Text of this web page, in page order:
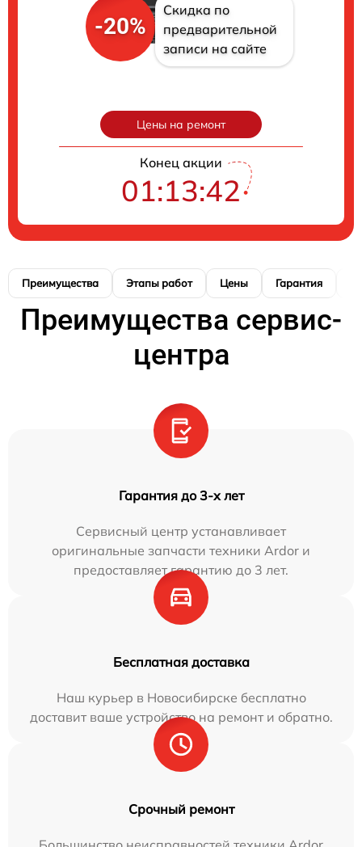
-20%
Скидка по
предварительной
записи на сайте
Цены на ремонт
Конец акции
01:13:41
Преимущества Этапы работ Цены Гарантия
Преимущества сервис-
центра
Гарантия до 3-х лет
Сервисный центр устанавливает
оригинальные запчасти техники Ardor и
предоставляет гарантию до 3 лет.
Бесплатная доставка
Наш курьер в Новосибирске бесплатно
доставит ваше устройство на ремонт и обратно.
Срочный ремонт